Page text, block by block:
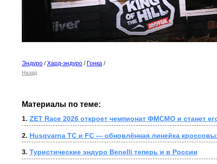
Эндуро /Хард-эндуро / Гонка /
Назад
Материалы по теме:
1. ZET Race 2026 откроет чемпионат ФМСМО и станет
2. Husqvarna TC и FC — обновлённая линейка
3. Туристические эндуро Benelli теперь и в России